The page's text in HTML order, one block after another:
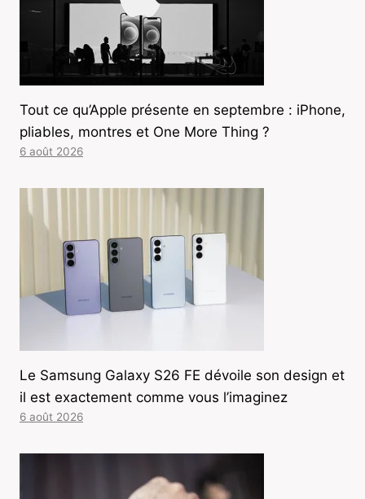
Tout ce qu’Apple présente en septembre : iPhone,
pliables, montres et One More Thing ?
6 août 2026
Le Samsung Galaxy S26 FE dévoile son design et
il est exactement comme vous l’imaginez
6 août 2026